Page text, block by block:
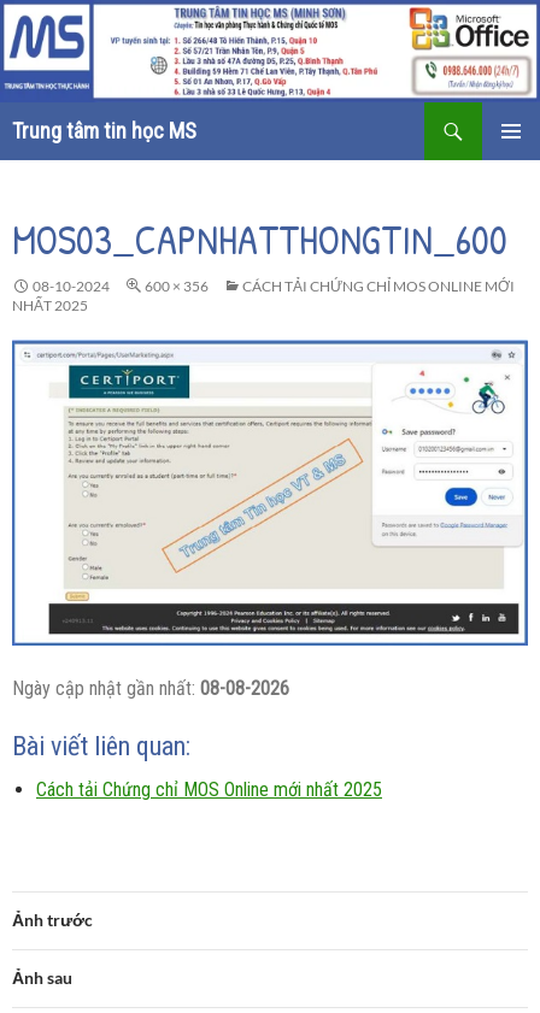
Trung tâm tin học MS
kiếm
DUNG
MOS03_CAPNHATTHONGTIN_600
08-10-2024 600 × 356
CÁCH TẢI CHỨNG CHỈ MOS ONLINE MỚI
NHẤT 2025
Ngày cập nhật gần nhất: 08-08-2026
Bài viết liên quan:
Cách tải Chứng chỉ MOS Online mới nhất 2025
Ảnh trước
Ảnh sau